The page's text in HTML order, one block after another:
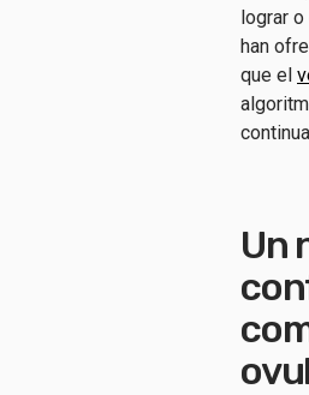
lograr
han
que el
Un